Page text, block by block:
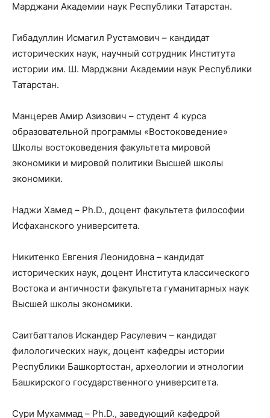
Марджани Академии наук Республики Татарстан.
Гибадуллин Исмагил Рустамович – кандидат
исторических наук, научный сотрудник Института
истории им. Ш. Марджани Академии наук Республики
Татарстан.
Манцерев Амир Азизович – студент 4 курса
образовательной программы «Востоковедение»
Школы востоковедения факультета мировой
экономики и мировой политики Высшей школы
экономики.
Наджи Хамед – Ph.D., доцент факультета философии
Исфаханского университета.
Никитенко Евгения Леонидовна – кандидат
исторических наук, доцент Института классического
Востока и античности факультета гуманитарных наук
Высшей школы экономики.
Саитбатталов Искандер Расулевич – кандидат
филологических наук, доцент кафедры истории
Республики Башкортостан, археологии и этнологии
Башкирского государственного университета.
Сури Мухаммад – Ph.D., заведующий кафедрой